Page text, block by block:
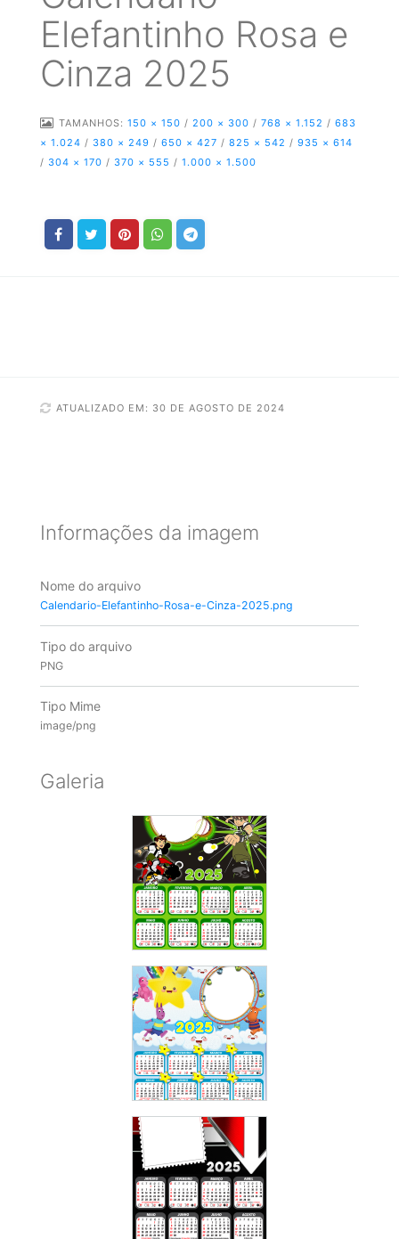
Elefantinho Rosa e
Cinza 2025
TAMANHOS: 150 × 150 / 200 × 300 / 768 × 1.152 / 683
× 1.024 / 380 × 249 / 650 × 427 / 825 × 542 / 935 × 614
/ 304 × 170 / 370 × 555 / 1.000 × 1.500
ATUALIZADO EM: 30 DE AGOSTO DE 2024
Informações da imagem
Nome do arquivo
Calendario-Elefantinho-Rosa-e-Cinza-2025.png
Tipo do arquivo
PNG
Tipo Mime
image/png
Galeria